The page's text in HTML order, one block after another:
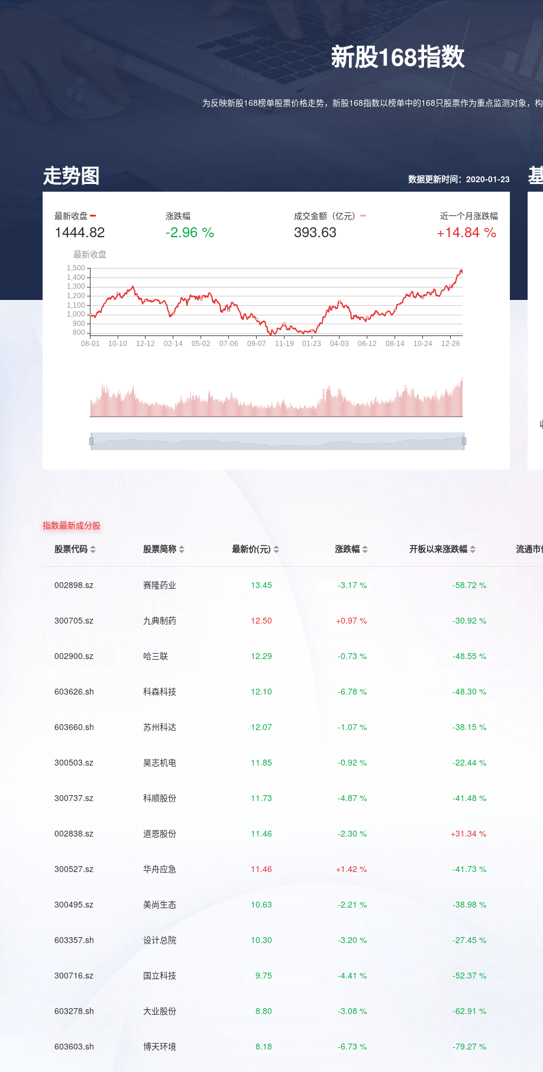
新股168指数
为反映新股168榜单股票价格走势，新股168指数以榜单中的168只股票作为重点监测对象，构
走势图 数据更新时间：2020-01-23
最新收盘
1444.82
涨跌幅
-2.96 %
成交金额（亿元）
393.63
近一个月涨跌幅
+14.84 %
指数最新成分股
股票代码
股票简称 最新价(元) 涨跌幅 开板以来涨跌幅 流通市
002898.sz 赛隆药业 13.45 -3.17 % -58.72 %
300705.sz 九典制药 12.50 +0.97 % -30.92 %
002900.sz 哈三联 12.29 -0.73 % -48.55 %
603626.sh 科森科技 12.10 -6.78 % -48.30 %
603660.sh 苏州科达 12.07 -1.07 % -38.15 %
300503.sz 昊志机电 11.85 -0.92 % -22.44 %
300737.sz 科顺股份 11.73 -4.87 % -41.48 %
002838.sz 道恩股份 11.46 -2.30 % +31.34 %
300527.sz 华舟应急 11.46 +1.42 % -41.73 %
300495.sz 美尚生态 10.63 -2.21 % -38.98 %
603357.sh 设计总院 10.30 -3.20 % -27.45 %
300716.sz 国立科技 9.75 -4.41 % -52.37 %
603278.sh 大业股份 8.80 -3.08 % -62.91 %
603603.sh 博天环境 8.18 -6.73 % -79.27 %